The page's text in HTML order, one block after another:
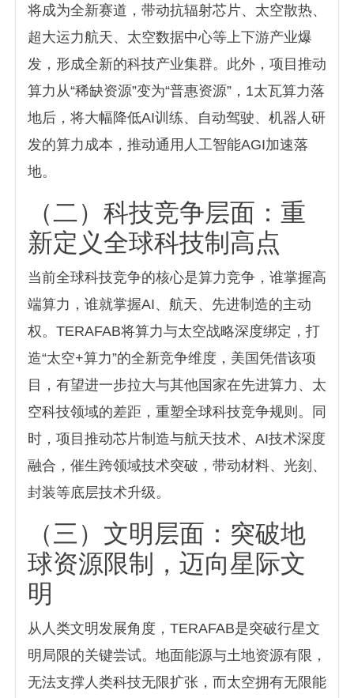
将成为全新赛道，带动抗辐射芯片、太空散热、
超大运力航天、太空数据中心等上下游产业爆
发，形成全新的科技产业集群。此外，项目推动
算力从“稀缺资源”变为“普惠资源”，1太瓦算力落
地后，将大幅降低AI训练、自动驾驶、机器人研
发的算力成本，推动通用人工智能AGI加速落
地。
（二）科技竞争层面：重
新定义全球科技制高点
当前全球科技竞争的核心是算力竞争，谁掌握高
端算力，谁就掌握AI、航天、先进制造的主动
权。TERAFAB将算力与太空战略深度绑定，打
造“太空+算力”的全新竞争维度，美国凭借该项
目，有望进一步拉大与其他国家在先进算力、太
空科技领域的差距，重塑全球科技竞争规则。同
时，项目推动芯片制造与航天技术、AI技术深度
融合，催生跨领域技术突破，带动材料、光刻、
封装等底层技术升级。
（三）文明层面：突破地
球资源限制，迈向星际文
明
从人类文明发展角度，TERAFAB是突破行星文
明局限的关键尝试。地面能源与土地资源有限，
无法支撑人类科技无限扩张，而太空拥有无限能